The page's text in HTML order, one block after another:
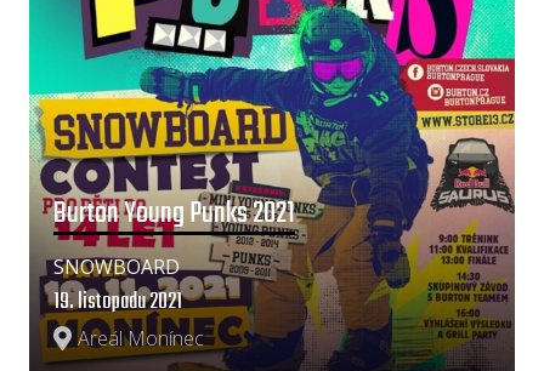
Burton Young Punks 2021
Areál Monínec
19. listopadu 2021
SNOWBOARD